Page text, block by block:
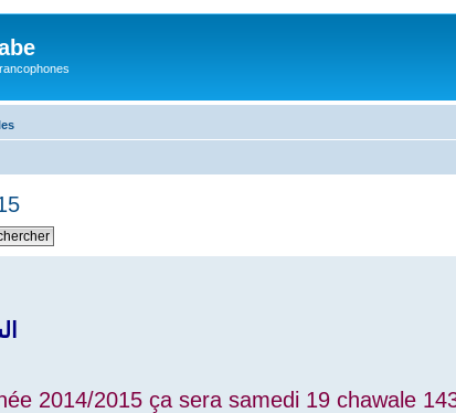
2014/2015 ça sera samedi 19 chawale